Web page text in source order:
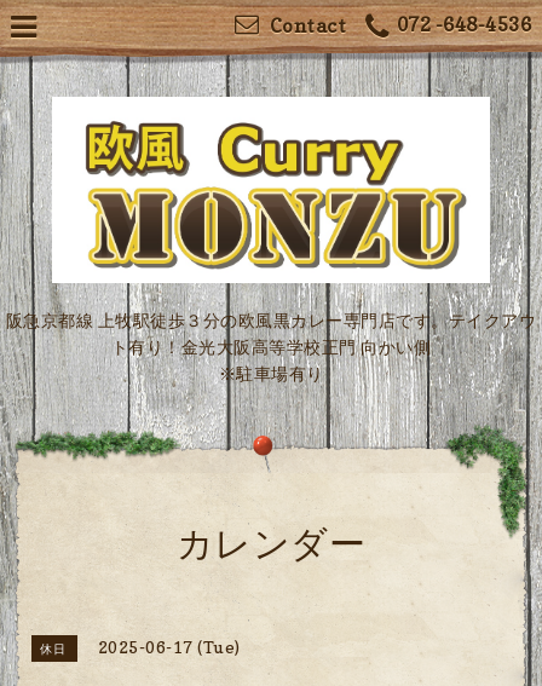
072 -648-4536
Contact
阪急京都線 上牧駅徒歩３分の欧風黒カレー専門店です。テイクアウ
ト有り！金光大阪高等学校正門 向かい側
※駐車場有り
カレンダー
休日 2025-06-17 (Tue)